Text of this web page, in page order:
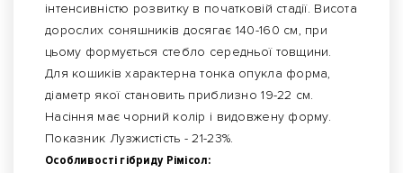
інтенсивністю розвитку в початковій стадії. Висота
дорослих соняшників досягає 140-160 см, при
цьому формується стебло середньої товщини.
Для кошиків характерна тонка опукла форма,
діаметр якої становить приблизно 19-22 см.
Насіння має чорний колір і видовжену форму.
Показник Лузжистість - 21-23%.
Особливості гібриду Рімісол: